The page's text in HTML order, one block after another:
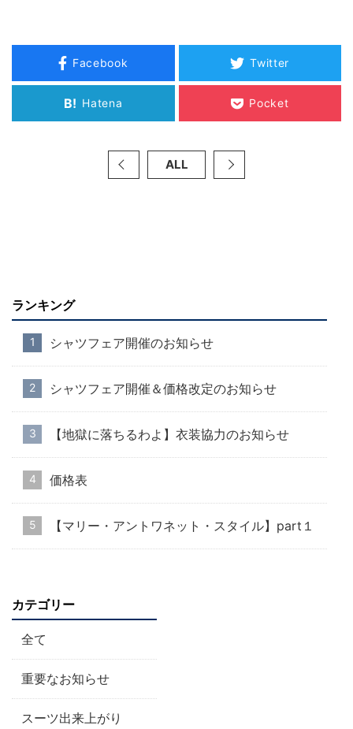
Facebook Twitter
B! Hatena Pocket
ALL
ランキング
シャツフェア開催のお知らせ
シャツフェア開催＆価格改定のお知らせ
【地獄に落ちるわよ】衣装協力のお知らせ
価格表
【マリー・アントワネット・スタイル】part１
カテゴリー
全て
重要なお知らせ
スーツ出来上がり